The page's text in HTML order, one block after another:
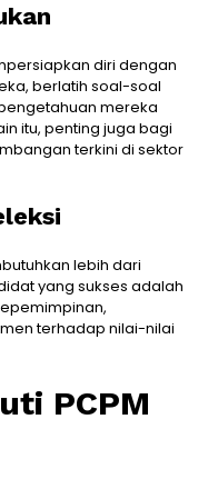
diri dengan
berlatih soal-soal
mereka
itu, penting juga bagi
terkini di sektor
lebih dari
yang sukses adalah
terhadap nilai-nilai
PCPM